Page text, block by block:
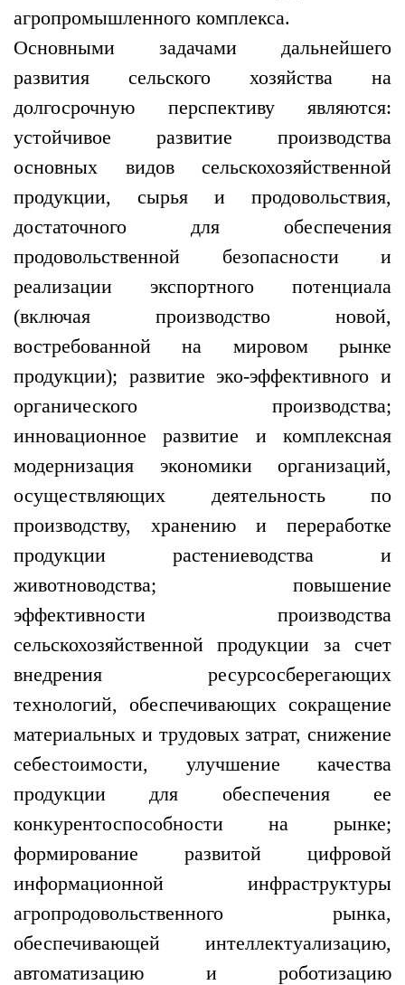
агропромышленного комплекса.
Основными задачами дальнейшего
развития сельского хозяйства на
долгосрочную перспективу являются:
устойчивое развитие производства
основных видов сельскохозяйственной
продукции, сырья и продовольствия,
достаточного для обеспечения
продовольственной безопасности и
реализации экспортного потенциала
(включая производство новой,
востребованной на мировом рынке
продукции); развитие эко-эффективного и
органического производства;
инновационное развитие и комплексная
модернизация экономики организаций,
осуществляющих деятельность по
производству, хранению и переработке
продукции растениеводства и
животноводства; повышение
эффективности производства
сельскохозяйственной продукции за счет
внедрения ресурсосберегающих
технологий, обеспечивающих сокращение
материальных и трудовых затрат, снижение
себестоимости, улучшение качества
продукции для обеспечения ее
конкурентоспособности на рынке;
формирование развитой цифровой
информационной инфраструктуры
агропродовольственного рынка,
обеспечивающей интеллектуализацию,
автоматизацию и роботизацию